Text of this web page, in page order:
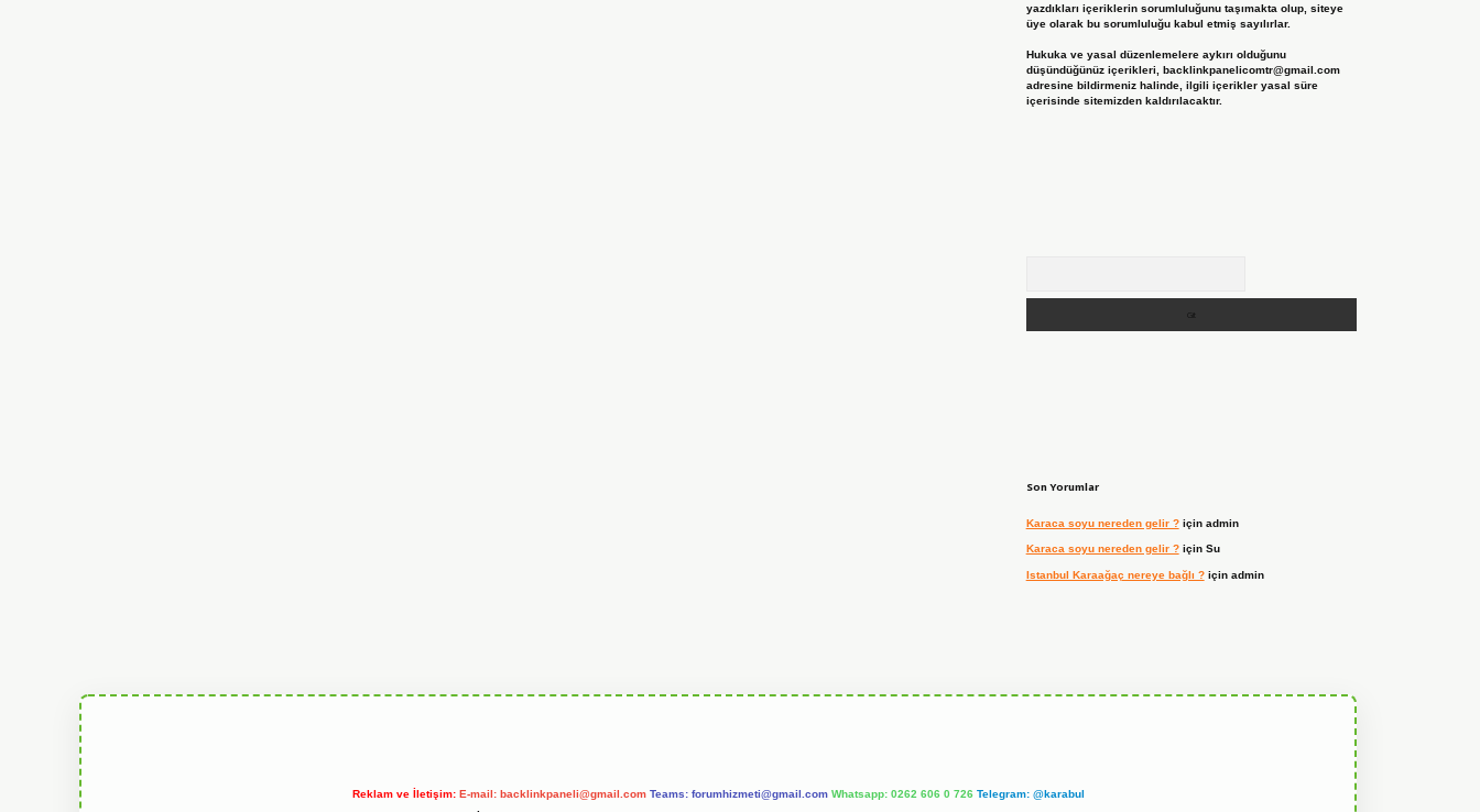
yazdıkları içeriklerin sorumluluğunu taşımakta olup, siteye
üye olarak bu sorumluluğu kabul etmiş sayılırlar.
Hukuka ve yasal düzenlemelere aykırı olduğunu
düşündüğünüz içerikleri, backlinkpanelicomtr@gmail.com
adresine bildirmeniz halinde, ilgili içerikler yasal süre
içerisinde sitemizden kaldırılacaktır.
Son Yorumlar
Karaca soyu nereden gelir ?için admin
Karaca soyu nereden gelir ?için Su
Istanbul Karaağaç nereye bağlı ?için admin
Reklam ve İletişim: E-mail: backlinkpaneli@gmail.com Teams: forumhizmeti@gmail.com Whatsapp: 0262 606 0 726 Telegram: @karabul